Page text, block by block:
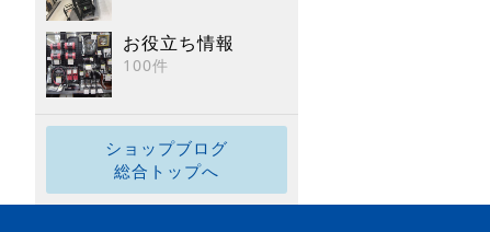
お役立ち情報
100件
ショップブログ
総合トップへ